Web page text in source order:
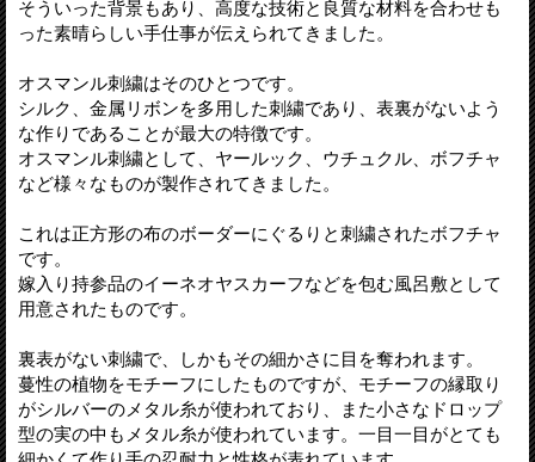
そういった背景もあり、高度な技術と良質な材料を合わせも
った素晴らしい手仕事が伝えられてきました。
オスマンル刺繍はそのひとつです。
シルク、金属リボンを多用した刺繍であり、表裏がないよう
な作りであることが最大の特徴です。
オスマンル刺繍として、ヤールック、ウチュクル、ボフチャ
など様々なものが製作されてきました。
これは正方形の布のボーダーにぐるりと刺繍されたボフチャ
です。
嫁入り持参品のイーネオヤスカーフなどを包む風呂敷として
用意されたものです。
裏表がない刺繍で、しかもその細かさに目を奪われます。
蔓性の植物をモチーフにしたものですが、モチーフの縁取り
がシルバーのメタル糸が使われており、また小さなドロップ
型の実の中もメタル糸が使われています。一目一目がとても